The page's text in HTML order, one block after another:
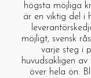
högsta möjliga
är en viktig del i
möjligt, svensk
varje steg i
huvudsakligen
över hela ön.